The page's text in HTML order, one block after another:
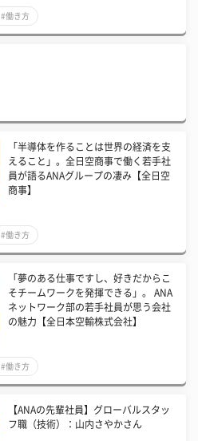
#働き方
「半導体を作ることは世界の経済を支
えること」。全日空商事で働く若手社
員が語るANAグループの凄み【全日空
商事】
#働き方
「夢のある仕事ですし、好きだからこ
そチームワークを発揮できる」。 ANA
ネットワーク部の若手社員が思う会社
の魅力【全日本空輸株式会社】
#働き方
【ANAの先輩社員】グローバルスタッ
フ職（技術）：山内さやかさん